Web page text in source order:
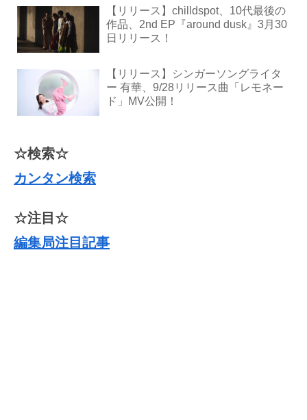
【リリース】chilldspot、10代最後の
作品、2nd EP『around dusk』3月30
日リリース！
【リリース】シンガーソングライタ
ー 有華、9/28リリース曲「レモネー
ド」MV公開！
☆検索☆
カンタン検索
☆注目☆
編集局注目記事